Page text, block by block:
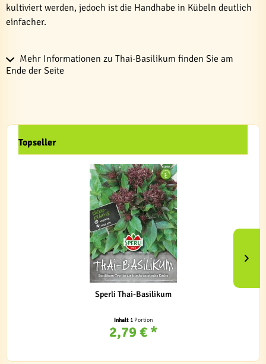
kultiviert werden, jedoch ist die Handhabe in Kübeln deutlich
einfacher.
Mehr Informationen zu Thai-Basilikum finden Sie am
Ende der Seite
Topseller
Sperli Thai-Basilikum
Inhalt 1 Portion
2,79 € *